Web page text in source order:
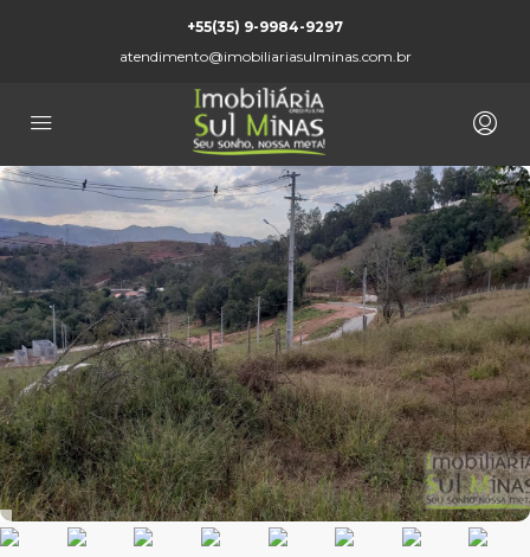
+55(35) 9-9984-9297
atendimento@imobiliariasulminas.com.br